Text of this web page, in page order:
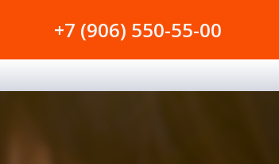
+7 (906) 550-55-00